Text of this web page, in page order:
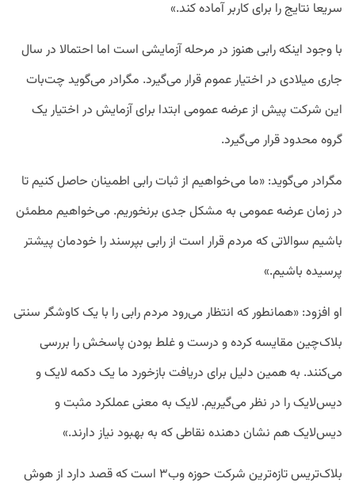
سریعا نتایج را برای کاربر آماده کند.»
با وجود اینکه رابی هنوز در مرحله آزمایشی است اما احتمالا در سال
جاری میلادی در اختیار عموم قرار می‌گیرد. مگرادر می‌گوید چت‌بات
این شرکت پیش از عرضه عمومی ابتدا برای آزمایش در اختیار یک
گروه محدود قرار می‌گیرد.
مگرادر می‌گوید: «ما می‌خواهیم از ثبات رابی اطمینان حاصل کنیم تا
در زمان عرضه عمومی به مشکل جدی برنخوریم. می‌خواهیم مطمئن
باشیم سوالاتی که مردم قرار است از رابی بپرسند را خودمان پیشتر
پرسیده باشیم.»
او افزود: «همانطور که انتظار می‌رود مردم رابی را با یک کاوشگر سنتی
بلاک‌چین مقایسه کرده و درست و غلط بودن پاسخش را بررسی
می‌کنند. به همین دلیل برای دریافت بازخورد ما یک دکمه لایک و
دیس‌لایک را در نظر می‌گیریم. لایک به معنی عملکرد مثبت و
دیس‌لایک هم نشان دهنده نقاطی که به بهبود نیاز دارند.»
بلاک‌تریس تازه‌ترین شرکت حوزه وب۳ است که قصد دارد از هوش